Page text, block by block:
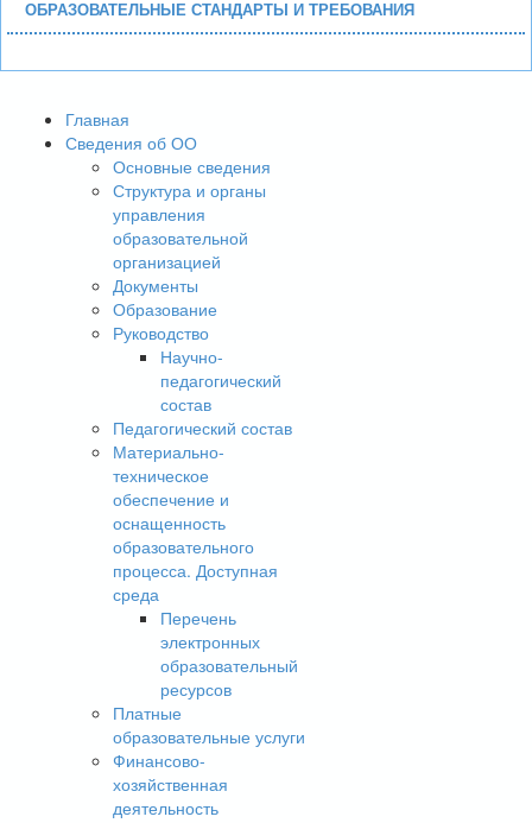
ОБРАЗОВАТЕЛЬНЫЕ СТАНДАРТЫ И ТРЕБОВАНИЯ
Главная
Сведения об ОО
Основные сведения
Структура и органы
управления
образовательной
организацией
Документы
Образование
Руководство
Научно-
педагогический
состав
Педагогический состав
Материально-
техническое
обеспечение и
оснащенность
образовательного
процесса. Доступная
среда
Перечень
электронных
образовательный
ресурсов
Платные
образовательные услуги
Финансово-
хозяйственная
деятельность